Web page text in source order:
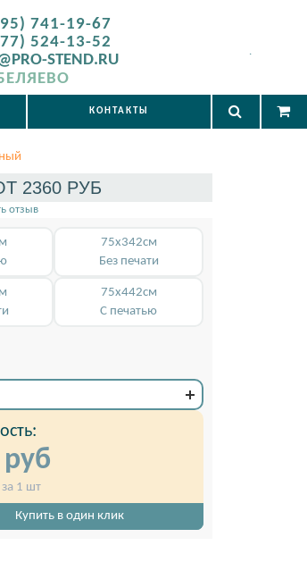
741-19-67
524-13-52
STEND.RU
.
КОНТАКТЫ
2360 РУБ
черная металлическая крестовина для
отзыв
75x342см
Без печати
75x442см
С печатью
руб
1 шт
Купить в один клик